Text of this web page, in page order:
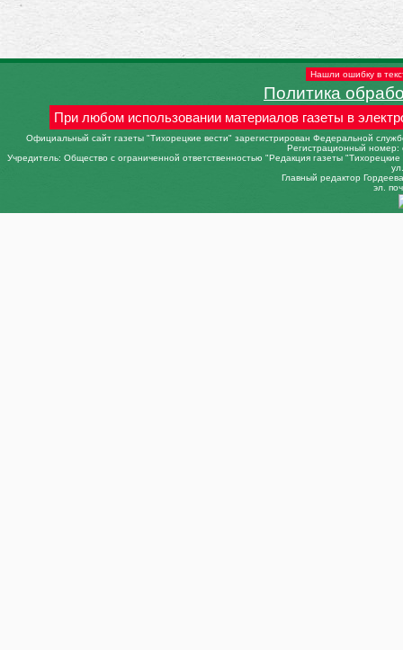
Нашли ошибку в
Политика
При любом использовании материалов газеты в
Официальный сайт газеты "Тихорецкие вести" зарегистрирован Федеральной
Регистрационный
Учредитель: Общество с ограниченной ответственностью "Редакция газеты
Главный редактор
эл.